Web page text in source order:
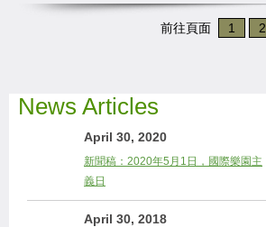
前往頁面 1 2
News Articles
April 30, 2020
新聞稿：2020年5月1日，國際樂園主
義日
April 30, 2018